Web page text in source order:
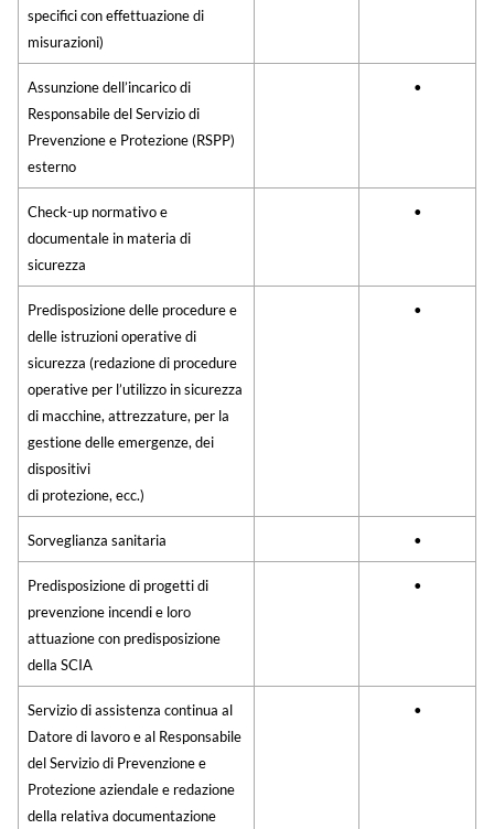
specifici con effettuazione di
misurazioni)
Assunzione dell’incarico di
Responsabile del Servizio di
Prevenzione e Protezione (RSPP)
esterno
•
Check-up normativo e
documentale in materia di
sicurezza
•
Predisposizione delle procedure e
delle istruzioni operative di
sicurezza (redazione di procedure
operative per l’utilizzo in sicurezza
di macchine, attrezzature, per la
gestione delle emergenze, dei
dispositivi
di protezione, ecc.)
•
Sorveglianza sanitaria •
Predisposizione di progetti di
prevenzione incendi e loro
attuazione con predisposizione
della SCIA
•
Servizio di assistenza continua al
Datore di lavoro e al Responsabile
del Servizio di Prevenzione e
Protezione aziendale e redazione
della relativa documentazione
•